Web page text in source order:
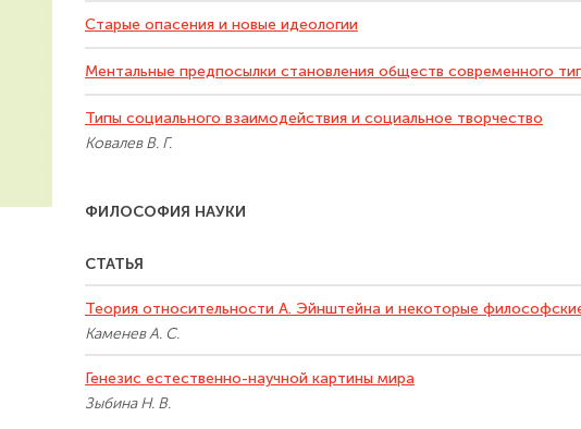
Старые опасения и новые идеологии
Ментальные предпосылки становления обществ современного
Типы социального взаимодействия и социальное творчество
Ковалев В. Г.
ФИЛОСОФИЯ НАУКИ
СТАТЬЯ
Теория относительности А. Эйнштейна и некоторые
Каменев А. С.
Генезис естественно-научной картины мира
Зыбина Н. В.